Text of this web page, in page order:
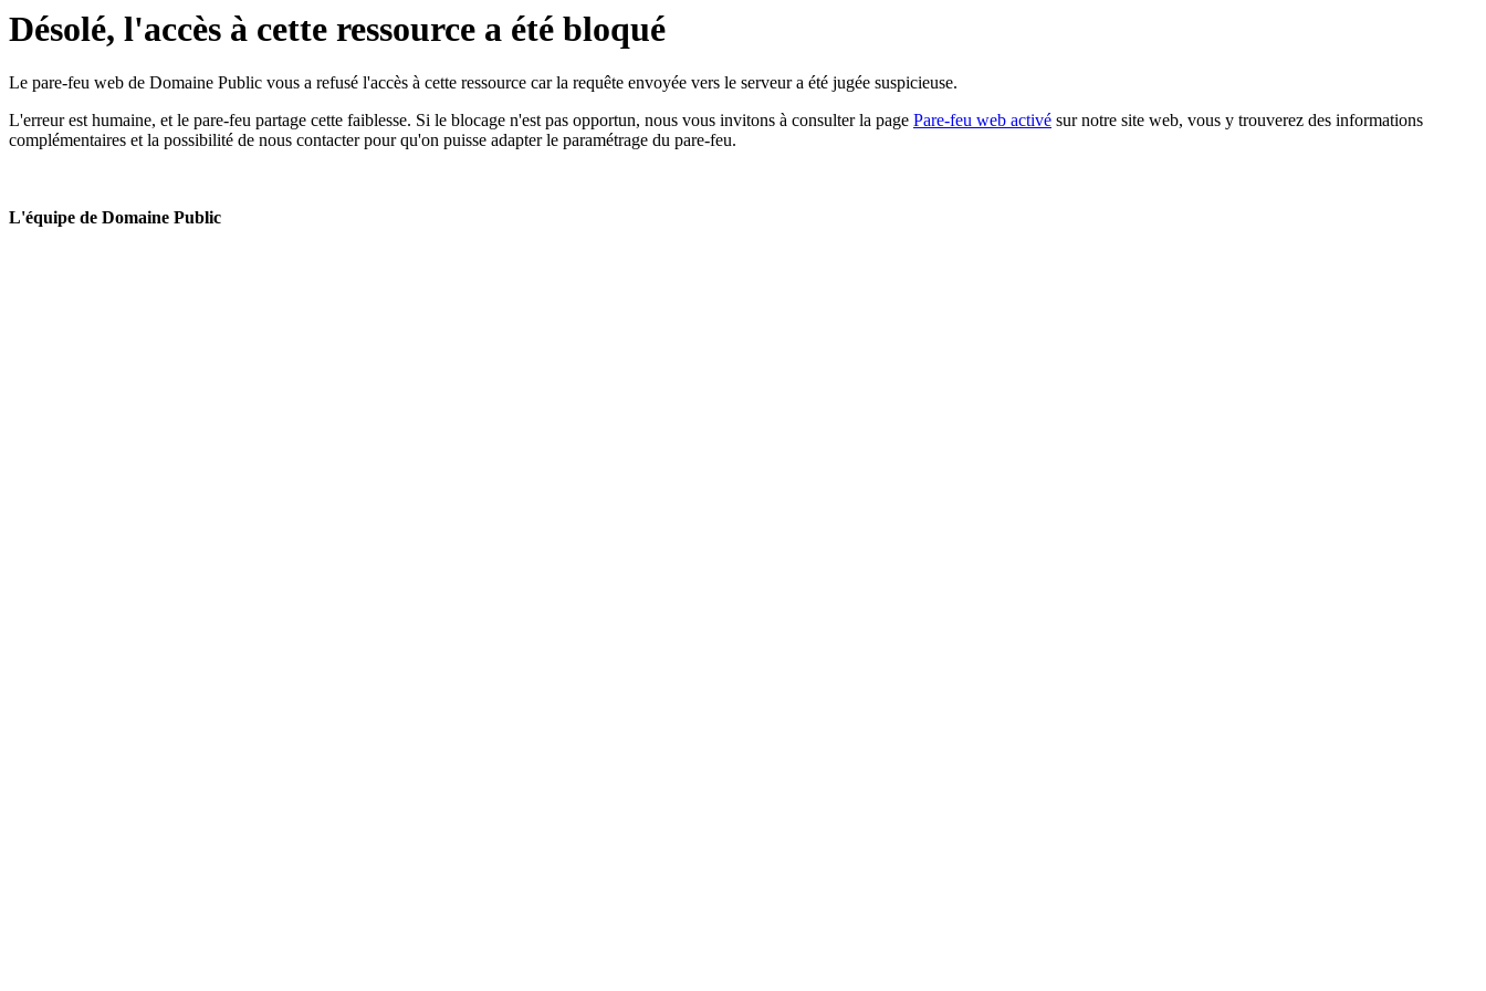
Désolé, l'accès à cette ressource a été bloqué
Le pare-feu web de Domaine Public vous a refusé l'accès à cette ressource car la requête envoyée vers le serveur a été jugée suspicieuse.
L'erreur est humaine, et le pare-feu partage cette faiblesse. Si le blocage n'est pas opportun, nous vous invitons à consulter la page Pare-feu web activé sur notre site web, vous y trouverez des informations
complémentaires et la possibilité de nous contacter pour qu'on puisse adapter le paramétrage du pare-feu.
L'équipe de Domaine Public